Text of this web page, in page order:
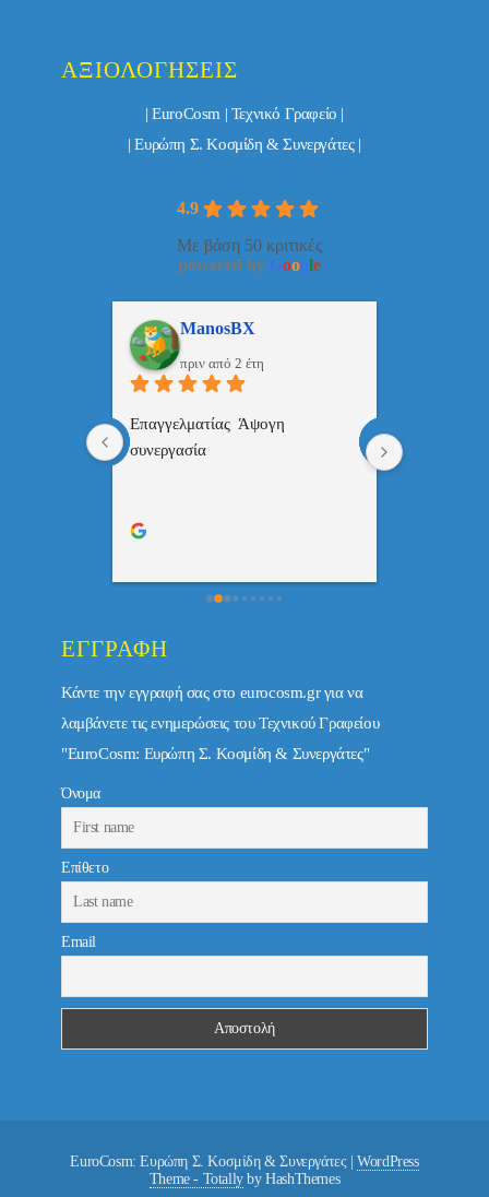
ΑΞΙΟΛΟΓΉΣΕΙΣ
| EuroCosm | Τεχνικό Γραφείο |
| Ευρώπη Σ. Κοσμίδη & Συνεργάτες |
4.9
Με βάση 50 κριτικές
powered by Google
ManosBX
πριν από 2 έτη
Επαγγελματίας  Άψογη
συνεργασία
ΕΓΓΡΑΦΉ
Κάντε την εγγραφή σας στο eurocosm.gr για να
λαμβάνετε τις ενημερώσεις του Τεχνικού Γραφείου
"EuroCosm: Ευρώπη Σ. Κοσμίδη & Συνεργάτες"
Όνομα
Επίθετο
Email
EuroCosm: Ευρώπη Σ. Κοσμίδη & Συνεργάτες |WordPress
Theme - Totallyby HashThemes